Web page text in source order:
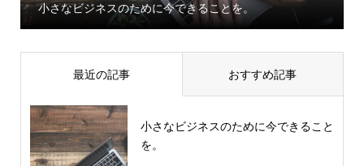
るには？
最近の記事 おすすめ記事
小さなビジネスのために今できること
を。